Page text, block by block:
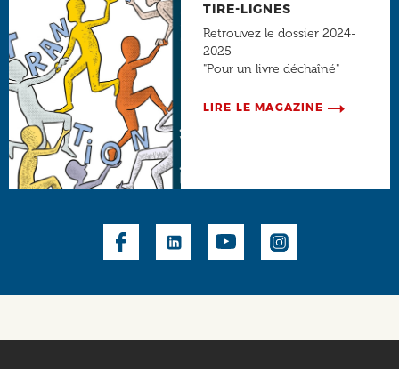
TIRE-LIGNES
Retrouvez le dossier 2024-
2025
"Pour un livre déchaîné"
LIRE LE MAGAZINE